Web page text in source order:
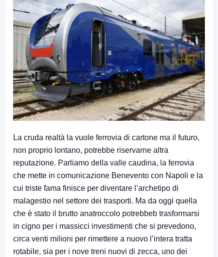
La cruda realtà la vuole ferrovia di cartone ma il futuro,
non proprio lontano, potrebbe riservarne altra
reputazione. Parliamo della valle caudina, la ferrovia
che mette in comunicazione Benevento con Napoli e la
cui triste fama finisce per diventare l’archetipo di
malagestio nel settore dei trasporti. Ma da oggi quella
che è stato il brutto anatroccolo potrebbeb trasformarsi
in cigno per i massicci investimenti che si prevedono,
circa venti milioni per rimettere a nuovo l’intera tratta
rotabile, sia per i nove treni nuovi di zecca, uno dei